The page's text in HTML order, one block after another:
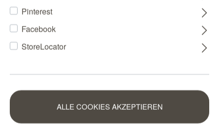
Pinterest
Facebook
StoreLocator
ALLE COOKIES AKZEPTIEREN